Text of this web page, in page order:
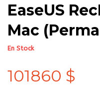
EaseUS
Mac
En Stock
101860 $